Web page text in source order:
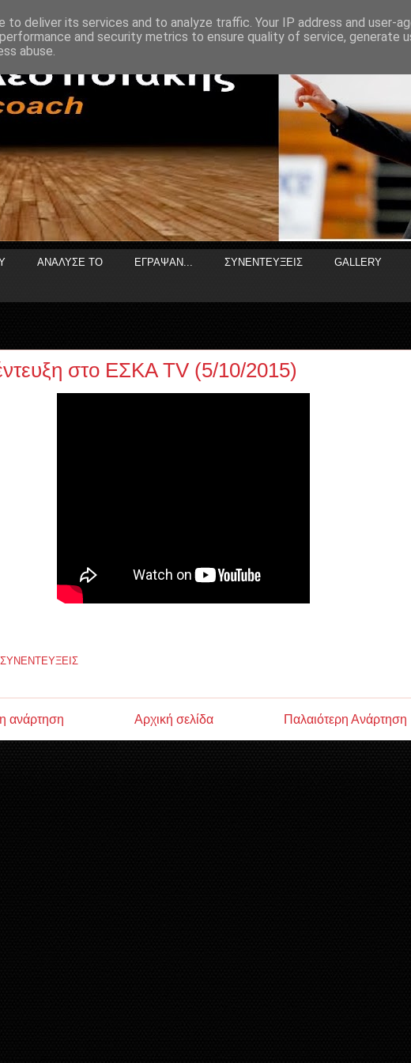
ΑΝΑΛΥΣΕ ΤΟ ΕΓΡΑΨΑΝ... ΣΥΝΕΝΤΕΥΞΕΙΣ GALLERY
στο ΕΣΚΑ TV (5/10/2015)
ΣΥΝΕΝΤΕΥΞΕΙΣ
ανάρτηση Παλαιότερη Ανάρτηση
Αρχική σελίδα
to deliver its services and to analyze traffic. Your IP address and user-
and security metrics to ensure quality of service, generate
abuse.